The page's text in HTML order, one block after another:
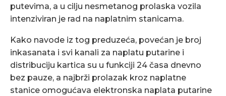
putevima, a u cilju nesmetanog prolaska vozila
intenziviran je rad na naplatnim stanicama.
Kako navode iz tog preduzeća, povećan je broj
inkasanata i svi kanali za naplatu putarine i
distribuciju kartica su u funkciji 24 časa dnevno
bez pauze, a najbrži prolazak kroz naplatne
stanice omogućava elektronska naplata putarine